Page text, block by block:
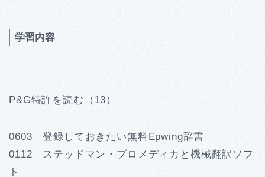
学習内容
P&G特許を読む（13）
0603 登録しておきたい無料Epwing辞書
0112 ステッドマン・プロメディカと機械翻訳ソフ
ト